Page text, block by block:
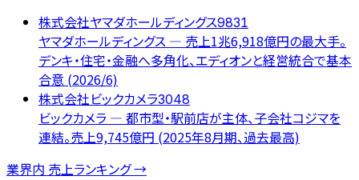
株式会社ヤマダホールディングス9831
ヤマダホールディングス — 売上1兆6,918億円の最大手。
デンキ・住宅・金融へ多角化、エディオンと経営統合で基本
合意 (2026/6)
株式会社ビックカメラ3048
ビックカメラ — 都市型・駅前店が主体、子会社コジマを
連結。売上9,745億円 (2025年8月期、過去最高)
業界内 売上ランキング →